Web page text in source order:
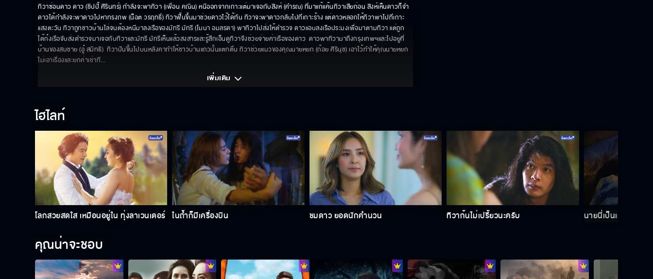
อย่าพึ่งตายนะฉันยังไม่ได้ออกจากป่า
เด็กคนนี้คือผมเอง
ฉันเป็นเจ้าหญิงคนต่อไป
ทิวาซ่อนดาว ดาว (ชิปปี้ ศิรินทร์) กำลังจะพาทิวา (เพื่อน คณิน) หนีออกจากเกาะแต่มาเจอกับสิงห์ (คำรณ) ที่มาแก้แค้นทิวาเสียก่อน สิงห์เห็นดาวก็จำ
ดาวได้กำลังจะพาดาวไปหาทรงภพ (น็อต วรฤทธิ์) ทิวาฟื้นขึ้นมาช่วยดาวไว้ได้ทัน ทิวาจะพาดาวกลับไปที่เกาะร้าง แต่ดาวหลอกให้ทิวาพาไปที่เกาะ
แสงตะวัน ทิวาถูกชาวบ้านไล่จนต้องหนีมาลงเรือของมัทรี มัทรี (โมนา อมลรดา) พาทิวาไปส่งให้ตำรวจ ดาวแอบลงเรือประมงเพื่อมาตามทิวา แต่ถูก
ไต้ก๋งเรือจับส่งตำรวจมาเจอกับทิวาและมัทรี มัทรีเห็นแล้วสงสารและรู้สึกเอ็นดูทิวาจึงช่วยจ่ายค่าเรือของดาว  ดาวพาทิวามาถึงกรุงเทพฯและไปอยู่ที่
บ้านของสมชาย (อู๋ สมิทธิ)  ทิวาปีนขึ้นไปบนหลังคาทำให้ชาวบ้านแถวนั้นแตกตื่น ทิวาช่วยแมวของคุณนายหยก (ก้อย ศิรินุช) เอาไว้ทำให้คุณนายหยก
ไม่เอาเรื่องและยกค่าเช่าที...
เพิ่มเติม
ไฮไลท์
โลกสวยสดใส เหมือนอยู่ใน ทุ่งลาเวนเดอร์ ในถ้ำก็มีเครื่องบิน ชมดาว ยอดนักคำนวน ทิวาก้นไม่เปรี้ยวนะครับ นายนี่เป็นเด็ก 3 ขว
คุณน่าจะชอบ